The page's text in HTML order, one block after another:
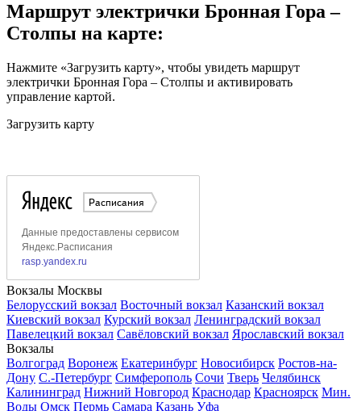
Маршрут электрички Бронная Гора –
Столпы на карте:
Нажмите «Загрузить карту», чтобы увидеть маршрут
электрички Бронная Гора – Столпы и активировать
управление картой.
Загрузить карту
Вокзалы Москвы
Белорусский вокзал Восточный вокзал Казанский вокзал
Киевский вокзал Курский вокзал Ленинградский вокзал
Павелецкий вокзал Савёловский вокзал Ярославский вокзал
Вокзалы
Волгоград Воронеж Екатеринбург Новосибирск Ростов-на-
Дону С.-Петербург Симферополь Сочи Тверь Челябинск
Калининград Нижний Новгород Краснодар Красноярск Мин.
Воды Омск Пермь Самара Казань Уфа